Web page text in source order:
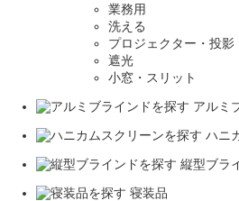
業務用
洗える
プロジェクター・投影
遮光
小窓・スリット
アルミ
ハニ
縦型ブラ
寝装品